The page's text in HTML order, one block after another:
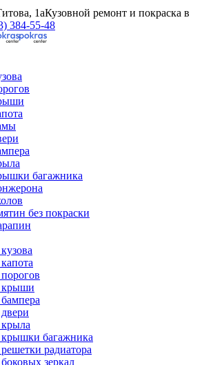
1аКузовной ремонт и покраска в
384-55-48
багажника
без покраски
крыши
крышки багажника
радиатора
зеркал